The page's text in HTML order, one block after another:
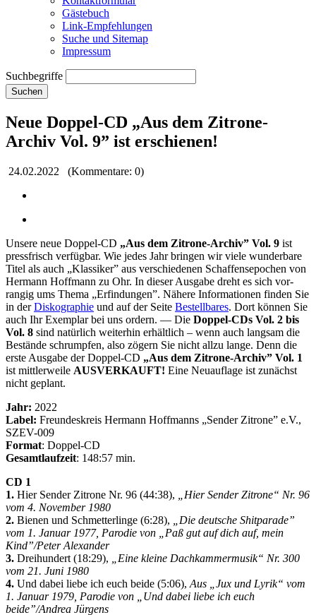
Gästebuch
Link-Empfehlungen
Suche und Sitemap
Impressum
Suchbegriffe
Suchen
Neue Doppel-CD „Aus dem Zitrone-
Archiv Vol. 9” ist erschienen!
24.02.2022 (Kommentare: 0)
Unsere neue Doppel-CD „Aus dem Zitrone-Archiv” Vol. 9 ist
pressfrisch verfügbar. Wie jedes Jahr bringen wir viele wunderbare
Titel als auch „Klassiker” aus verschiedenen Schaffens­epochen von
Hermann Hoff­mann zu Ohr. In dieser Ausgabe dreht es sich vor­
rangig ums Thema „Erfindungen”. Nähere Infor­mationen finden Sie
in derDiskographie und auf der Seite Bestellbares. Dort können Sie
auch Ihr Exemplar bei uns ordern. — Die Doppel-CDs Vol. 2 bis
Vol. 8 sind natürlich weiterhin erhältlich – wenn auch langsam die
Bestände schrumpfen, also zögern Sie nicht allzu lange. Denn die
erste Ausgabe der Doppel-CD „Aus dem Zitrone-Archiv” Vol. 1
ist mittler­weile AUS­VERKAUFT! Eine Neuauflage ist zunächst
nicht geplant.
Jahr: 2022
Label: Freundeskreis Hermann Hoffmanns „Sender Zitrone” e.V.,
SZEV-009
Format: Doppel-CD
Gesamtlaufzeit: 148:57 min.
CD 1
1. Hier Sender Zitrone Nr. 96 (44:38),
„Hier Sender Zitrone“ Nr. 96
vom 4. November 1980
2. Bienen und Schmetterlinge (6:28),
„Die deutsche Shitparade”
vom 1. Januar 1977, Parodie von „Paß gut auf dich auf, mein
Kind”/Peter Alexander
3. Dreihundert (18:29), Eine kleine Dachkammermusik“ Nr. 300
vom 21. Juni 1980
4. Und dabei liebe ich euch beide (5:06), Aus „Jux und Lyrik“ vom
1. Januar 1979, Parodie von „Und dabei liebe ich euch
beide”/Andrea Jürgens